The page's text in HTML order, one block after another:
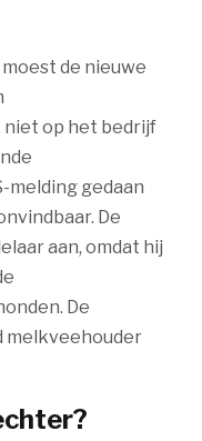
moest de nieuwe
niet op het bedrijf
melding gedaan
De
aan, omdat hij
De
melkveehouder